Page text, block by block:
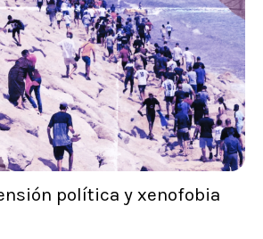
política y xenofobia